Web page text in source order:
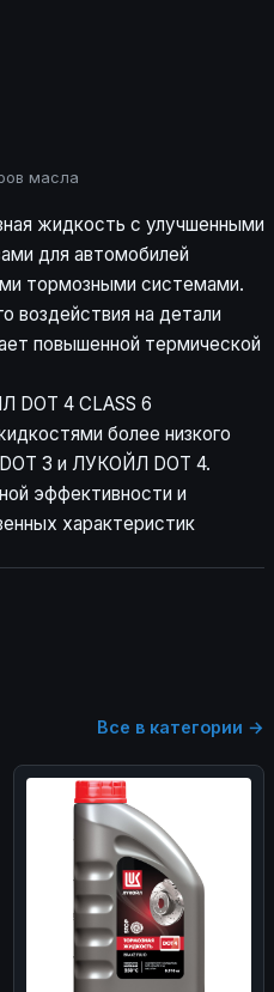
масла
жидкость с улучшенными
для автомобилей
тормозными системами.
воздействия на детали
повышенной термической
DOT 4 CLASS 6
более низкого
3 и ЛУКОЙЛ DOT 4.
эффективности и
характеристик
Все в категории →